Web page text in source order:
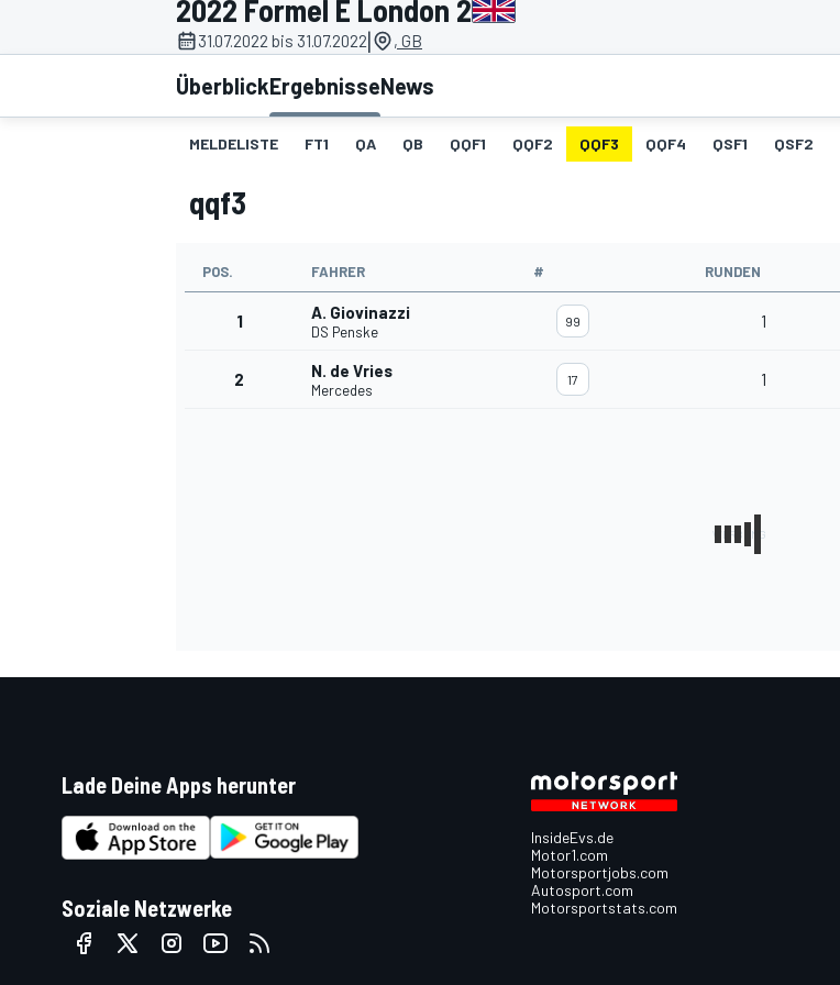
MOTOGP
2022 Formel E London 2
31.07.2022 bis 31.07.2022| , GB
ÜberblickErgebnisseNews
MELDELISTE FT1 QA QB QQF1 QQF2 QQF3 QQF4 QSF1 QSF2
qqf3
POS. FAHRER # RUNDEN
1 A. Giovinazzi
DS Penske
99 1
2 N. de Vries
Mercedes
17 1
Lade Deine Apps herunter
Soziale Netzwerke
InsideEvs.de
Motor1.com
Motorsportjobs.com
Autosport.com
Motorsportstats.com